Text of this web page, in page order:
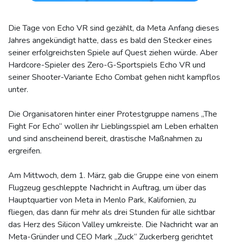
Die Tage von Echo VR sind gezählt, da Meta Anfang dieses
Jahres angekündigt hatte, dass es bald den Stecker eines
seiner erfolgreichsten Spiele auf Quest ziehen würde. Aber
Hardcore-Spieler des Zero-G-Sportspiels Echo VR und
seiner Shooter-Variante Echo Combat gehen nicht kampflos
unter.
Die Organisatoren hinter einer Protestgruppe namens „The
Fight For Echo“ wollen ihr Lieblingsspiel am Leben erhalten
und sind anscheinend bereit, drastische Maßnahmen zu
ergreifen.
Am Mittwoch, dem 1. März, gab die Gruppe eine von einem
Flugzeug geschleppte Nachricht in Auftrag, um über das
Hauptquartier von Meta in Menlo Park, Kalifornien, zu
fliegen, das dann für mehr als drei Stunden für alle sichtbar
das Herz des Silicon Valley umkreiste. Die Nachricht war an
Meta-Gründer und CEO Mark „Zuck“ Zuckerberg gerichtet